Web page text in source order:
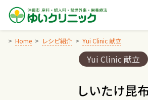
Skip
content
Home レシピ紹介 Yui Clinic 献立
Categories:
Yui Clinic 献立
しいたけ昆